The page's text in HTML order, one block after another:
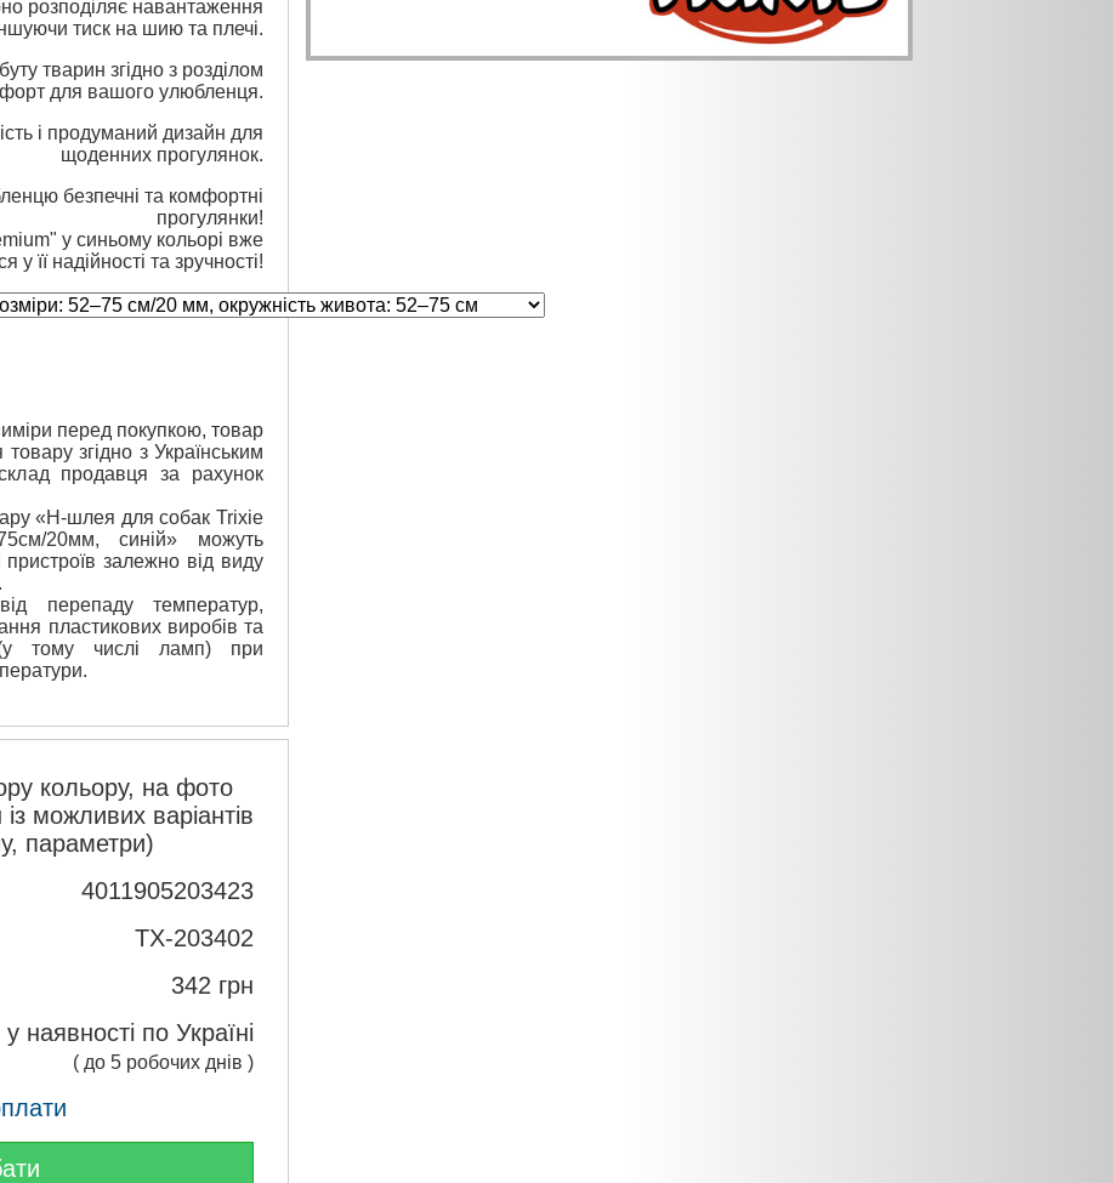
розподіляє навантаження
тиск на шию та плечі.
тварин згідно з розділом
для вашого улюбленця.
і продуманий дизайн для
щоденних прогулянок.
безпечні та комфортні
прогулянки!
у синьому кольорі вже
у її надійності та зручності!
перед покупкою, товар
згідно з Українським
продавця за рахунок
«H-шлея для собак Trixie
20мм, синій» можуть
пристроїв залежно від виду
перепаду температур,
пластикових виробів та
(у тому числі ламп) при
кольору, на фото
можливих варіантів
параметри)
4011905203423
TX-203402
342 грн
у наявності по Україні
( до 5 робочих днів )